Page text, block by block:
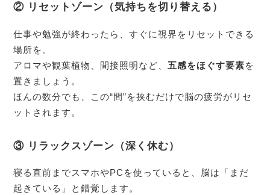
② リセットゾーン（気持ちを切り替える）
仕事や勉強が終わったら、すぐに視界をリセットできる
場所を。
アロマや観葉植物、間接照明など、五感をほぐす要素を
置きましょう。
ほんの数分でも、この“間”を挟むだけで脳の疲労がリセ
ットされます。
③ リラックスゾーン（深く休む）
寝る直前までスマホやPCを使っていると、脳は「まだ
起きている」と錯覚します。